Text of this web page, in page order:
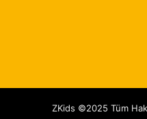
ZKids ©2025 Tüm